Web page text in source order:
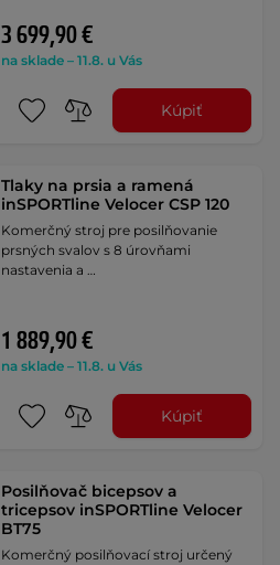
3 699,90 €
na sklade – 11.8. u Vás
Kúpiť
Tlaky na prsia a ramená
inSPORTline Velocer CSP 120
Komerčný stroj pre posilňovanie
prsných svalov s 8 úrovňami
nastavenia a …
1 889,90 €
na sklade – 11.8. u Vás
Kúpiť
Posilňovač bicepsov a
tricepsov inSPORTline Velocer
BT75
Komerčný posilňovací stroj určený